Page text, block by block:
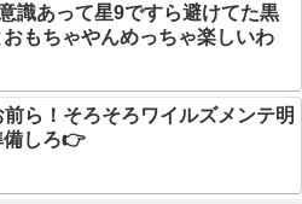
識あって星9ですら避けてた黒
もちゃやんめっちゃ楽しいわ
前ら！そろそろワイルズメンテ明
備しろ👉